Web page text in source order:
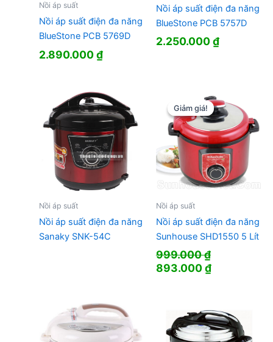
Nồi áp suất
Nồi áp suất điện đa năng
BlueStone PCB 5769D
2.890.000₫
Nồi áp suất điện đa năng
BlueStone PCB 5757D
2.250.000₫
Nồi áp suất
Nồi áp suất điện đa năng
Sanaky SNK-54C
Giảm giá!
Giảm giá!
Nồi áp suất
Nồi áp suất điện đa năng
Sunhouse SHD1550 5 Lít
999.000₫
Giá
999.000 ₫.
893.000₫Giá
là:
893.000 ₫.